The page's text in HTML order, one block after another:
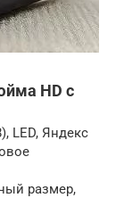
HD с
LED, Яндекс
размер,